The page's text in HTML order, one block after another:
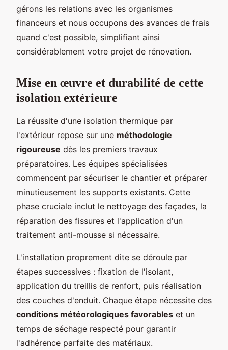
gérons les relations avec les organismes
financeurs et nous occupons des avances de frais
quand c'est possible, simplifiant ainsi
considérablement votre projet de rénovation.
Mise en œuvre et durabilité de cette
isolation extérieure
La réussite d'une isolation thermique par
l'extérieur repose sur une méthodologie
rigoureuse dès les premiers travaux
préparatoires. Les équipes spécialisées
commencent par sécuriser le chantier et préparer
minutieusement les supports existants. Cette
phase cruciale inclut le nettoyage des façades, la
réparation des fissures et l'application d'un
traitement anti-mousse si nécessaire.
L'installation proprement dite se déroule par
étapes successives : fixation de l'isolant,
application du treillis de renfort, puis réalisation
des couches d'enduit. Chaque étape nécessite des
conditions météorologiques favorables et un
temps de séchage respecté pour garantir
l'adhérence parfaite des matériaux.